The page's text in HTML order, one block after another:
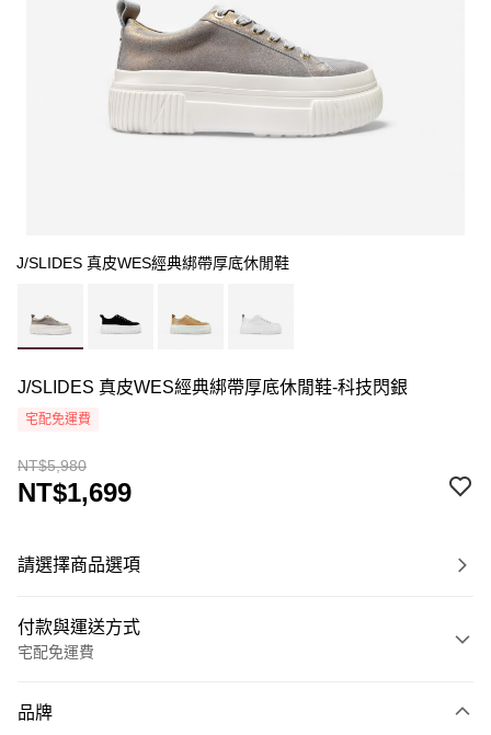
J/SLIDES 真皮WES經典綁帶厚底休閒鞋
J/SLIDES 真皮WES經典綁帶厚底休閒鞋-科技閃銀
宅配免運費
NT$5,980
NT$1,699
請選擇商品選項
付款與運送方式
宅配免運費
信用卡一次付款
品牌